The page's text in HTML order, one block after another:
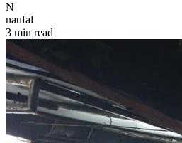
N
naufal
3 min read